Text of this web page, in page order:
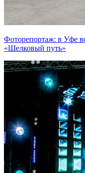
Фоторепортаж: в Уфе
«Шелковый путь»